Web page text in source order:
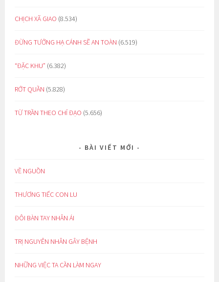
CHỊCH XÃ GIAO (8.534)
ĐỪNG TƯỞNG HẠ CÁNH SẼ AN TOÀN (6.519)
“ĐẶC KHU” (6.382)
RỚT QUẦN (5.828)
TỪ TRẦN THEO CHỈ ĐẠO (5.656)
BÀI VIẾT MỚI
VỀ NGUỒN
THƯƠNG TIẾC CON LU
ĐÔI BÀN TAY NHÂN ÁI
TRỊ NGUYÊN NHÂN GÂY BỆNH
NHỮNG VIỆC TA CẦN LÀM NGAY